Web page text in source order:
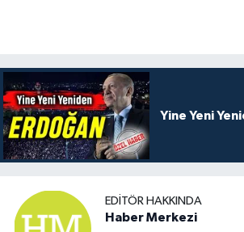
Yine Yeni
EDITÖR HAKKINDA
Haber Merkezi